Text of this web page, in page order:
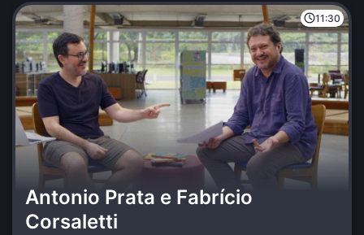
11:30
Antonio Prata e Fabrício
Corsaletti